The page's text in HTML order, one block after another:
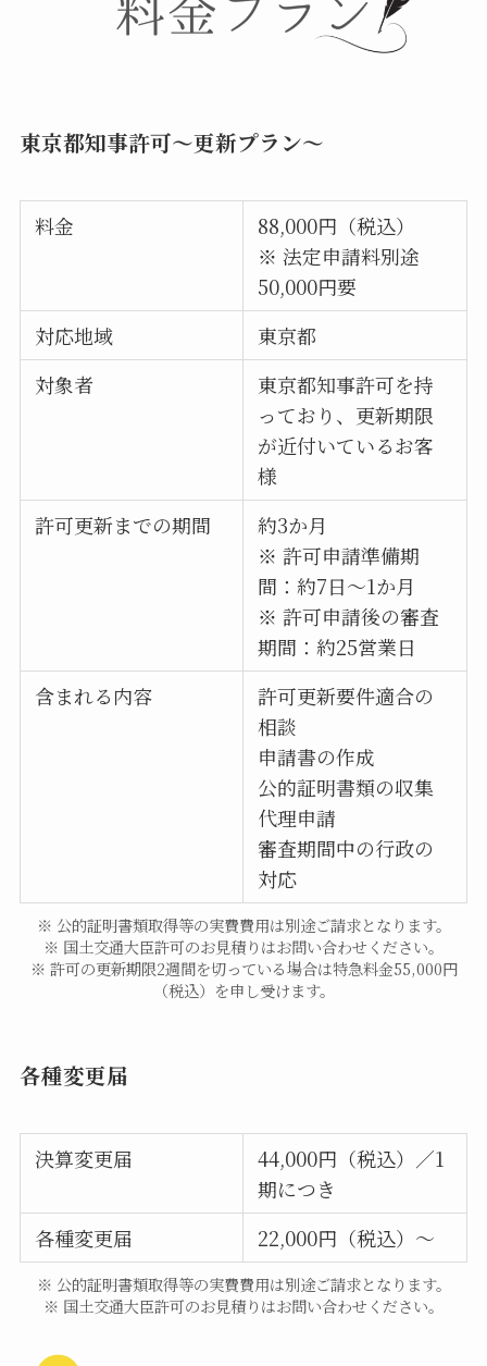
東京都知事許可～更新プラン～
料金
88,000円（税込）
※ 法定申請料別途
50,000円要
対応地域
東京都
対象者
東京都知事許可を持
っており、更新期限
が近付いているお客
様
許可更新までの期間
約3か月
※ 許可申請準備期
間：約7日～1か月
※ 許可申請後の審査
期間：約25営業日
含まれる内容
許可更新要件適合の
相談
申請書の作成
公的証明書類の収集
代理申請
審査期間中の行政の
対応
※ 公的証明書類取得等の実費費用は別途ご請求となります。
※ 国土交通大臣許可のお見積りはお問い合わせください。
※ 許可の更新期限2週間を切っている場合は特急料金55,000円
（税込）を申し受けます。
各種変更届
決算変更届
44,000円（税込）／1
期につき
各種変更届
22,000円（税込）～
※ 公的証明書類取得等の実費費用は別途ご請求となります。
※ 国土交通大臣許可のお見積りはお問い合わせください。